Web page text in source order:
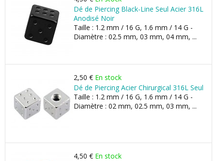
Dé de Piercing Black-Line Seul Acier 316L
Anodisé Noir
Taille : 1.2 mm / 16 G, 1.6 mm / 14 G -
Diamètre : 02.5 mm, 03 mm, 04 mm, ...
2,50 € En stock
Dé de Piercing Acier Chirurgical 316L Seul
Taille : 1.2 mm / 16 G, 1.6 mm / 14 G -
Diamètre : 02 mm, 02.5 mm, 03 mm, ...
4,50 € En stock